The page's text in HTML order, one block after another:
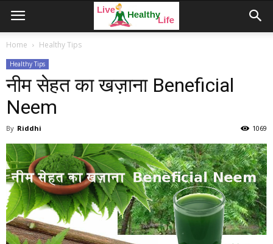
Home Healthy Tips
Healthy Tips
नीम सेहत का खज़ाना Beneficial
Neem
By Riddhi 1069